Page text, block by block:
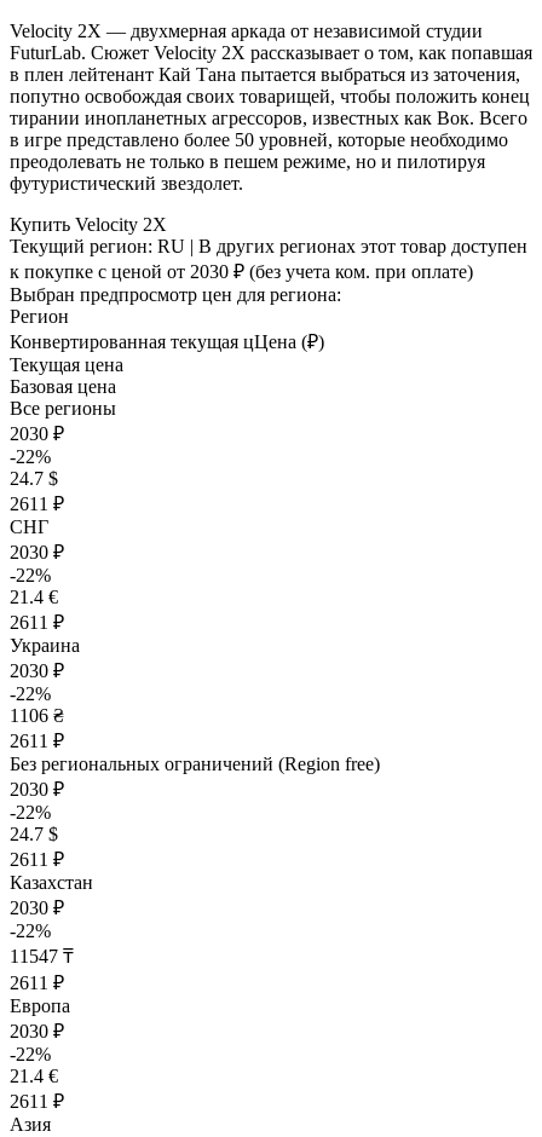
Velocity 2X — двухмерная аркада от независимой студии
FuturLab. Сюжет Velocity 2X рассказывает о том, как попавшая
в плен лейтенант Кай Тана пытается выбраться из заточения,
попутно освобождая своих товарищей, чтобы положить конец
тирании инопланетных агрессоров, известных как Вок. Всего
в игре представлено более 50 уровней, которые необходимо
преодолевать не только в пешем режиме, но и пилотируя
футуристический звездолет.
Купить Velocity 2X
Текущий регион: RU | В других регионах этот товар доступен
к покупке с ценой от 2030 ₽ (без учета ком. при оплате)
Выбран предпросмотр цен для региона:
Регион
Конвертированная текущая цЦена (₽)
Текущая цена
Базовая цена
Все регионы
2030 ₽
-22%
24.7 $
2611 ₽
СНГ
2030 ₽
-22%
21.4 €
2611 ₽
Украина
2030 ₽
-22%
1106 ₴
2611 ₽
Без региональных ограничений (Region free)
2030 ₽
-22%
24.7 $
2611 ₽
Казахстан
2030 ₽
-22%
11547 ₸
2611 ₽
Европа
2030 ₽
-22%
21.4 €
2611 ₽
Азия